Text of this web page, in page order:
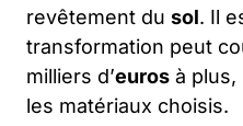
revêtement du sol. Il
transformation peut
milliers d’euros à plus,
les matériaux choisis.